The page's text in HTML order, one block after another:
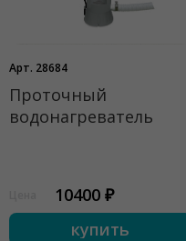
Арт. 28684
Проточный
водонагреватель
10400 ₽
купить